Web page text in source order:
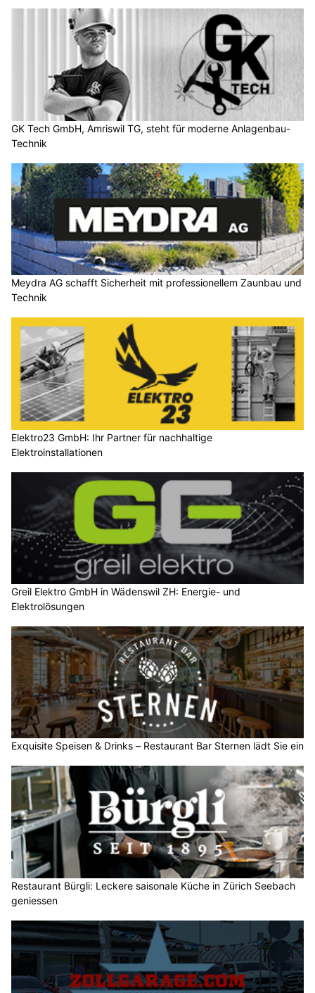
GK Tech GmbH, Amriswil TG, steht für moderne Anlagenbau-
Technik
Meydra AG schafft Sicherheit mit professionellem Zaunbau und
Technik
Elektro23 GmbH: Ihr Partner für nachhaltige
Elektroinstallationen
Greil Elektro GmbH in Wädenswil ZH: Energie- und
Elektrolösungen
Exquisite Speisen & Drinks – Restaurant Bar Sternen lädt Sie ein
Restaurant Bürgli: Leckere saisonale Küche in Zürich Seebach
geniessen